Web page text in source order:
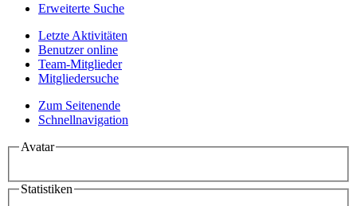
Erweiterte Suche
Letzte Aktivitäten
Benutzer online
Team-Mitglieder
Mitgliedersuche
Zum Seitenende
Schnellnavigation
Avatar
Statistiken